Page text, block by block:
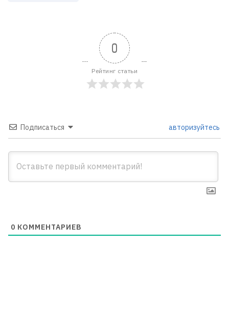
0
Рейтинг статьи
Подписаться авторизуйтесь
0 КОММЕНТАРИЕВ